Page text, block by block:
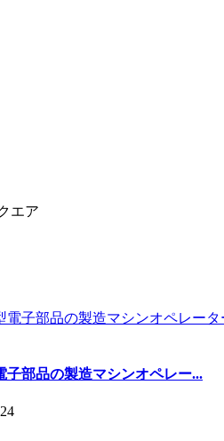
エア
子部品の製造マシンオペレー...